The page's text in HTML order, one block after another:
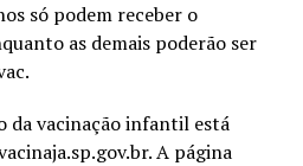
só podem receber o
as demais poderão ser
da vacinação infantil está
A página